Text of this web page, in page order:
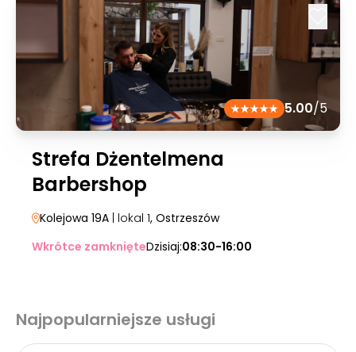
5.00/5
Strefa Dżentelmena
Barbershop
Kolejowa 19A | lokal 1, Ostrzeszów
Wkrótce zamknięteDzisiaj:08:30-16:00
Najpopularniejsze usługi